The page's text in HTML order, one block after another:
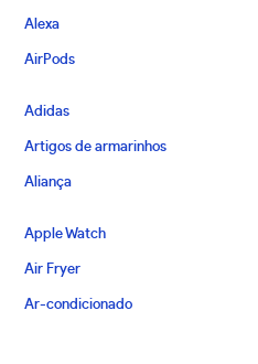
Alexa
AirPods
Adidas
Artigos de armarinhos
Aliança
Apple Watch
Air Fryer
Ar-condicionado